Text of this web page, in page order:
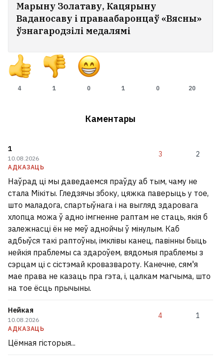
Марыну Золатаву, Кацярыну
Ваданосаву і праваабаронцаў «Вясны»
ўзнагародзілі медалямі
4 1 0 1 0 20
Каментары
1
10.08.2026
АДКАЗАЦЬ
3 2
Наўрад ці мы даведаемся праўду аб тым, чаму не
стала Мікіты. Гледзячы збоку, цяжка паверыць у тое,
што маладога, спартыўнага і на выгляд здаровага
хлопца можа ў адно імгненне раптам не стаць, якія б
залежнасці ён не меў аднойчы ў мінулым. Каб
адбыўся такі раптоўны, імклівы канец, павінны быць
нейкія праблемы са здароўем, вядомыя праблемы з
сэрцам ці с сістэмай кровазвароту. Канечне, сям'я
мае права не казаць пра гэта, і, цалкам магчыма, што
на тое ёсць прычыны.
Нейкая
10.08.2026
АДКАЗАЦЬ
4 1
Цёмная гісторыя...